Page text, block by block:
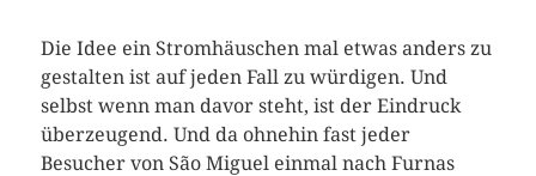
Die Idee ein Stromhäuschen mal etwas anders zu
gestalten ist auf jeden Fall zu würdigen. Und
selbst wenn man davor steht, ist der Eindruck
überzeugend. Und da ohnehin fast jeder
Besucher von São Miguel einmal nach Furnas